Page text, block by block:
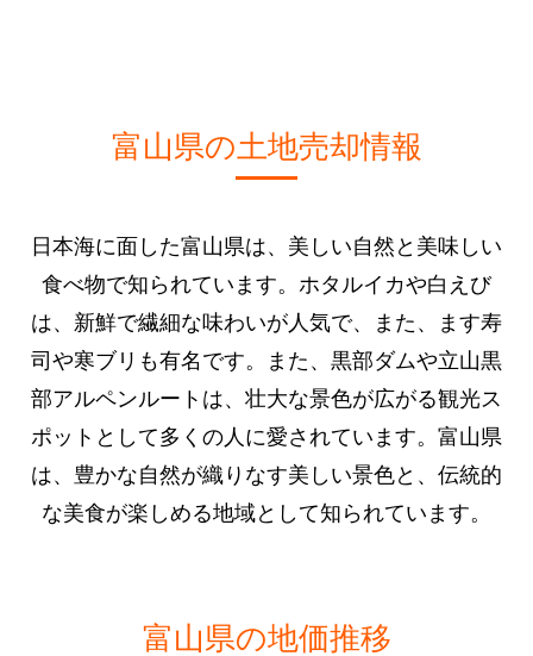
富山県の土地売却情報
日本海に面した富山県は、美しい自然と美味しい
食べ物で知られています。ホタルイカや白えび
は、新鮮で繊細な味わいが人気で、また、ます寿
司や寒ブリも有名です。また、黒部ダムや立山黒
部アルペンルートは、壮大な景色が広がる観光ス
ポットとして多くの人に愛されています。富山県
は、豊かな自然が織りなす美しい景色と、伝統的
な美食が楽しめる地域として知られています。
富山県の地価推移